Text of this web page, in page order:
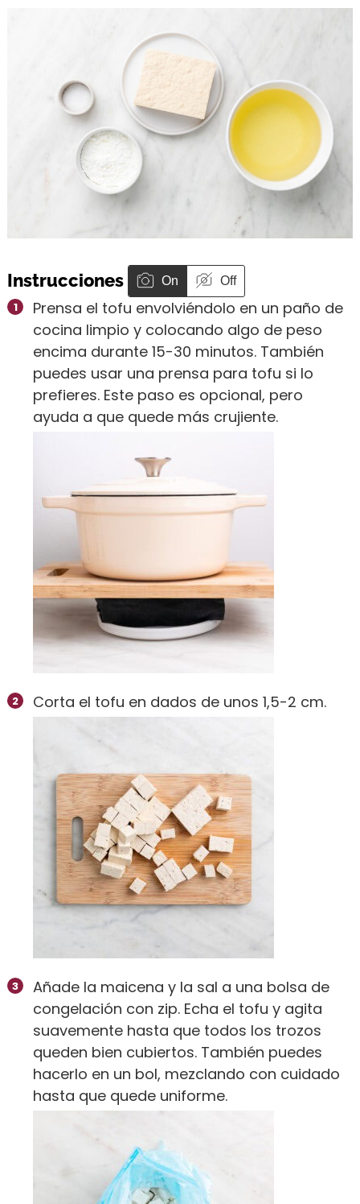
Instrucciones On Off
Prensa el tofu envolviéndolo en un paño de
cocina limpio y colocando algo de peso
encima durante 15-30 minutos. También
puedes usar una prensa para tofu si lo
prefieres. Este paso es opcional, pero
ayuda a que quede más crujiente.
Corta el tofu en dados de unos 1,5-2 cm.
Añade la maicena y la sal a una bolsa de
congelación con zip. Echa el tofu y agita
suavemente hasta que todos los trozos
queden bien cubiertos. También puedes
hacerlo en un bol, mezclando con cuidado
hasta que quede uniforme.